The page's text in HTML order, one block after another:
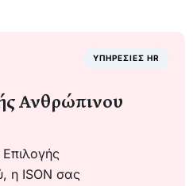
ΥΠΗΡΕΣΙΕΣ HR
Ανθρώπινου
η ISON σας